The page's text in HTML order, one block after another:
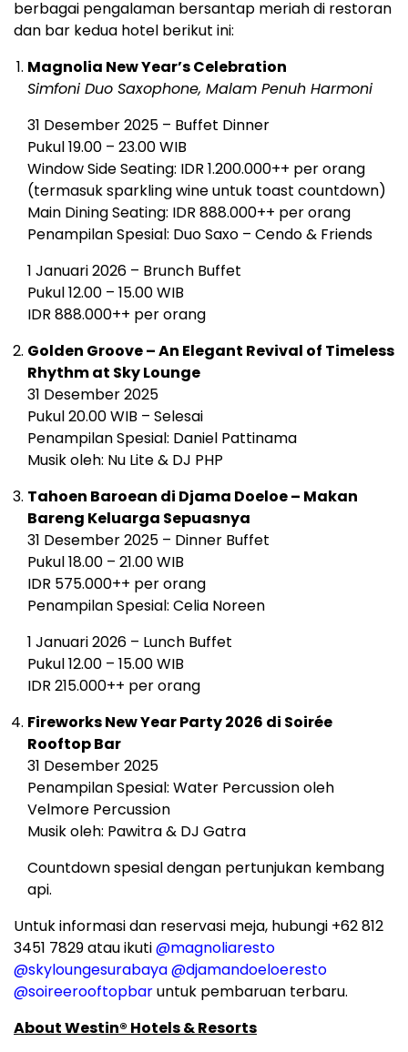
berbagai pengalaman bersantap meriah di restoran
dan bar kedua hotel berikut ini:
Magnolia New Year’s Celebration
Simfoni Duo Saxophone, Malam Penuh Harmoni
31 Desember 2025 – Buffet Dinner
Pukul 19.00 – 23.00 WIB
Window Side Seating: IDR 1.200.000++ per orang
(termasuk sparkling wine untuk toast countdown)
Main Dining Seating: IDR 888.000++ per orang
Penampilan Spesial: Duo Saxo – Cendo & Friends
1 Januari 2026 – Brunch Buffet
Pukul 12.00 – 15.00 WIB
IDR 888.000++ per orang
Golden Groove – An Elegant Revival of Timeless
Rhythm at Sky Lounge
31 Desember 2025
Pukul 20.00 WIB – Selesai
Penampilan Spesial: Daniel Pattinama
Musik oleh: Nu Lite & DJ PHP
Tahoen Baroean di Djama Doeloe – Makan
Bareng Keluarga Sepuasnya
31 Desember 2025 – Dinner Buffet
Pukul 18.00 – 21.00 WIB
IDR 575.000++ per orang
Penampilan Spesial: Celia Noreen
1 Januari 2026 – Lunch Buffet
Pukul 12.00 – 15.00 WIB
IDR 215.000++ per orang
Fireworks New Year Party 2026 di Soirée
Rooftop Bar
31 Desember 2025
Penampilan Spesial: Water Percussion oleh
Velmore Percussion
Musik oleh: Pawitra & DJ Gatra
Countdown spesial dengan pertunjukan kembang
api.
Untuk informasi dan reservasi meja, hubungi +62 812
3451 7829 atau ikuti@magnoliaresto
@skyloungesurabaya@djamandoeloeresto
@soireerooftopbaruntuk pembaruan terbaru.
About Westin® Hotels & Resorts